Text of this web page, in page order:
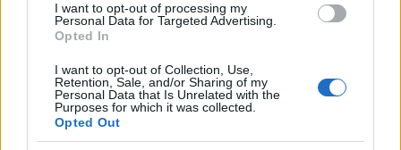
I want to opt-out of processing my
Personal Data for Targeted Advertising.
Opted In
I want to opt-out of Collection, Use,
Retention, Sale, and/or Sharing of my
Personal Data that Is Unrelated with the
Purposes for which it was collected.
Opted Out
Wagner, Liszt Ferenc és a korabeli színházi élet
megannyi résztvevője. Primadonnák, baritonok,
tenoristák, muzsikusok világába érkezünk meg, és jó
közöttük tölteni az időt, még akkor is, ha némileg
szomorúan tapasztalhatjuk meg, hogy az ikonok is
csak emberek, tele gyarlósággal, és a színháznak
bizony nem csak szép, hanem csúnya oldala is van.